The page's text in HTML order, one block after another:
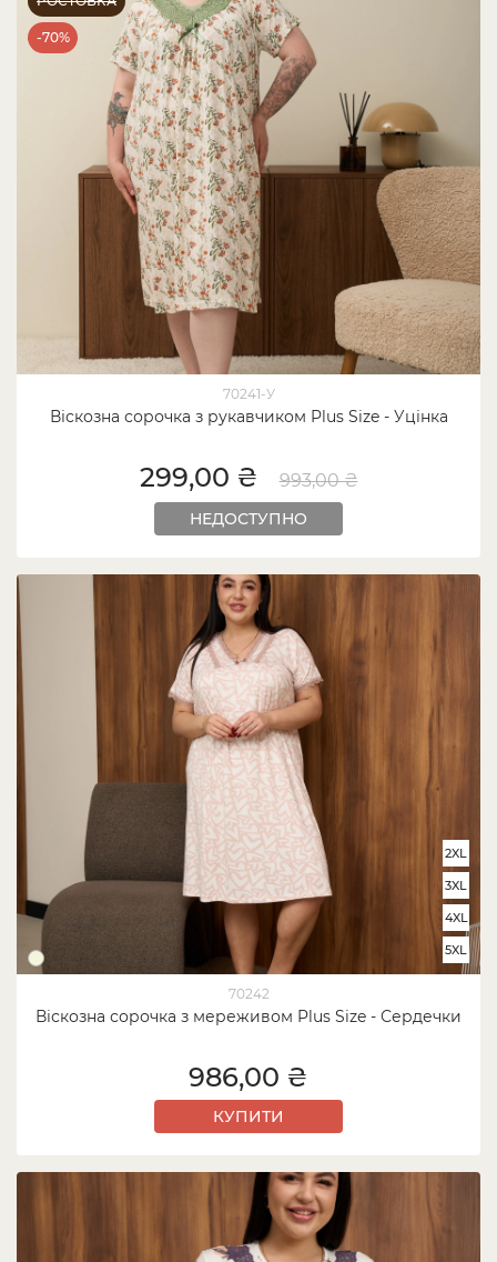
-70%
70241-У
Віскозна сорочка з рукавчиком Plus Size - Уцінка
299,00 ₴ 993,00 ₴
НЕДОСТУПНО
70242
Віскозна сорочка з мереживом Plus Size - Сердечки
2XL
3XL
4XL
5XL
986,00 ₴
КУПИТИ